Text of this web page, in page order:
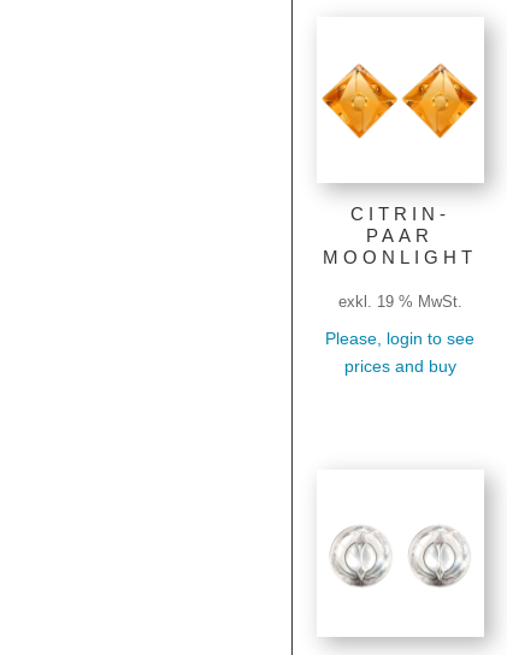
CITRIN-
PAAR
MOONLIGHT
exkl. 19 % MwSt.
Please, login to see
prices and buy